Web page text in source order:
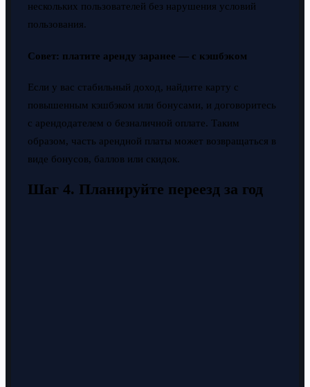
нескольких пользователей без нарушения условий
пользования.
Совет: платите аренду заранее — с кэшбэком
Если у вас стабильный доход, найдите карту с
повышенным кэшбэком или бонусами, и договоритесь
с арендодателем о безналичной оплате. Таким
образом, часть арендной платы может возвращаться в
виде бонусов, баллов или скидок.
Шаг 4. Планируйте переезд за год